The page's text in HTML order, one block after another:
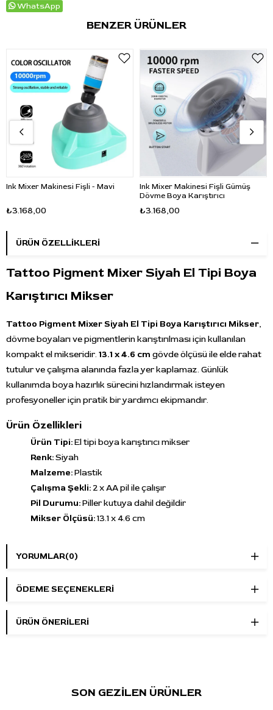
WhatsApp
BENZER ÜRÜNLER
Ink Mixer Makinesi Fişli - Mavi
₺3.168,00
Ink Mixer Makinesi Fişli Gümüş
Dövme Boya Karıştırıcı
₺3.168,00
ÜRÜN ÖZELLIKLERI
Tattoo Pigment Mixer Siyah El Tipi Boya
Karıştırıcı Mikser
Tattoo Pigment Mixer Siyah El Tipi Boya Karıştırıcı Mikser,
dövme boyaları ve pigmentlerin karıştırılması için kullanılan
kompakt el mikseridir. 13.1 x 4.6 cm gövde ölçüsü ile elde rahat
tutulur ve çalışma alanında fazla yer kaplamaz. Günlük
kullanımda boya hazırlık sürecini hızlandırmak isteyen
profesyoneller için pratik bir yardımcı ekipmandır.
Ürün Özellikleri
Ürün Tipi:El tipi boya karıştırıcı mikser
Renk:Siyah
Malzeme:Plastik
Çalışma Şekli: 2 x AA pil ile çalışır
Pil Durumu:Piller kutuya dahil değildir
Mikser Ölçüsü:13.1 x 4.6 cm
Kompakt el tipi yapı
içeriği sunar.
Siyah gövde, stüdyo setup düzenine sade bir görünüm
YORUMLAR(0)
ÖDEME SEÇENEKLERI
ÜRÜN ÖNERILERI
SON GEZİLEN ÜRÜNLER